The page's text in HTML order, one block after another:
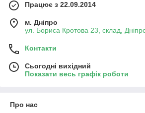
Працює з 22.09.2014
м. Дніпро
ул. Бориса Кротова 23, склад,
Контакти
Сьогодні вихідний
Показати весь графік роботи
Про нас